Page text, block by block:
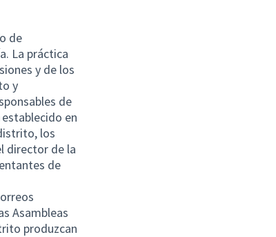
de
La práctica
y de los
y
de
en
los
director de la
de
Asambleas
produzcan